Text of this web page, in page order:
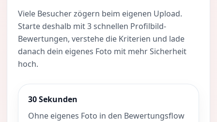
Viele Besucher zögern beim eigenen Upload.
Starte deshalb mit 3 schnellen Profilbild-
Bewertungen, verstehe die Kriterien und lade
danach dein eigenes Foto mit mehr Sicherheit
hoch.
30 Sekunden
Ohne eigenes Foto in den Bewertungsflow